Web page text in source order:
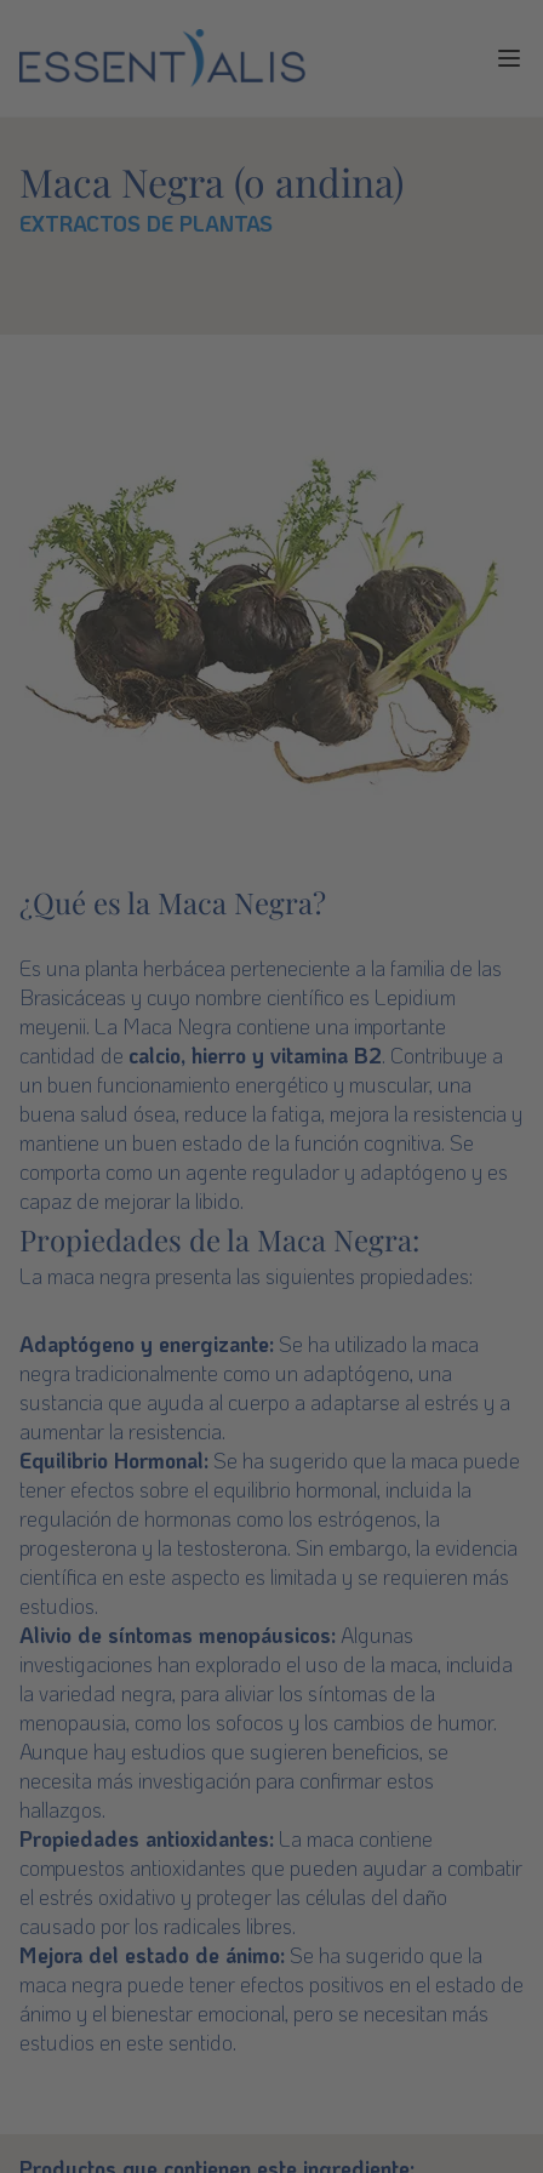
Maca Negra (o andina)
EXTRACTOS DE PLANTAS
¿Qué es la Maca Negra?
Es una planta herbácea perteneciente a la familia de las
Brasicáceas y cuyo nombre científico es Lepidium
meyenii. La Maca Negra contiene una importante
cantidad de calcio, hierro y vitamina B2. Contribuye a
un buen funcionamiento energético y muscular, una
buena salud ósea, reduce la fatiga, mejora la resistencia y
mantiene un buen estado de la función cognitiva. Se
comporta como un agente regulador y adaptógeno y es
capaz de mejorar la libido.
Propiedades de la Maca Negra:
La maca negra presenta las siguientes propiedades:
Adaptógeno y energizante: Se ha utilizado la maca
negra tradicionalmente como un adaptógeno, una
sustancia que ayuda al cuerpo a adaptarse al estrés y a
aumentar la resistencia.
Equilibrio Hormonal: Se ha sugerido que la maca puede
tener efectos sobre el equilibrio hormonal, incluida la
regulación de hormonas como los estrógenos, la
progesterona y la testosterona. Sin embargo, la evidencia
científica en este aspecto es limitada y se requieren más
estudios.
Alivio de síntomas menopáusicos: Algunas
investigaciones han explorado el uso de la maca, incluida
la variedad negra, para aliviar los síntomas de la
menopausia, como los sofocos y los cambios de humor.
Aunque hay estudios que sugieren beneficios, se
necesita más investigación para confirmar estos
hallazgos.
Propiedades antioxidantes: La maca contiene
compuestos antioxidantes que pueden ayudar a combatir
el estrés oxidativo y proteger las células del daño
causado por los radicales libres.
Mejora del estado de ánimo: Se ha sugerido que la
maca negra puede tener efectos positivos en el estado de
ánimo y el bienestar emocional, pero se necesitan más
estudios en este sentido.